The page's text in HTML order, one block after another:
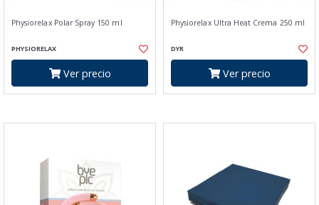
Physiorelax Polar Spray 150 ml
PHYSIORELAX
Ver precio
Physiorelax Ultra Heat Crema 250 ml
DYR
Ver precio